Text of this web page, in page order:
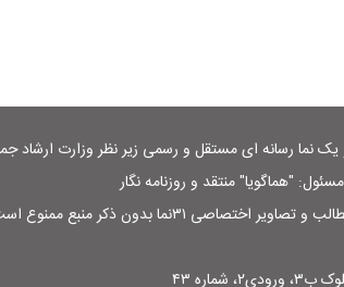
نما رسانه ای مستقل و رسمی زیر نظر وزارت ارشاد
"هماگویا" منتقد و روزنامه نگار
۳۱نما بدون ذکر منبع ممنوع است